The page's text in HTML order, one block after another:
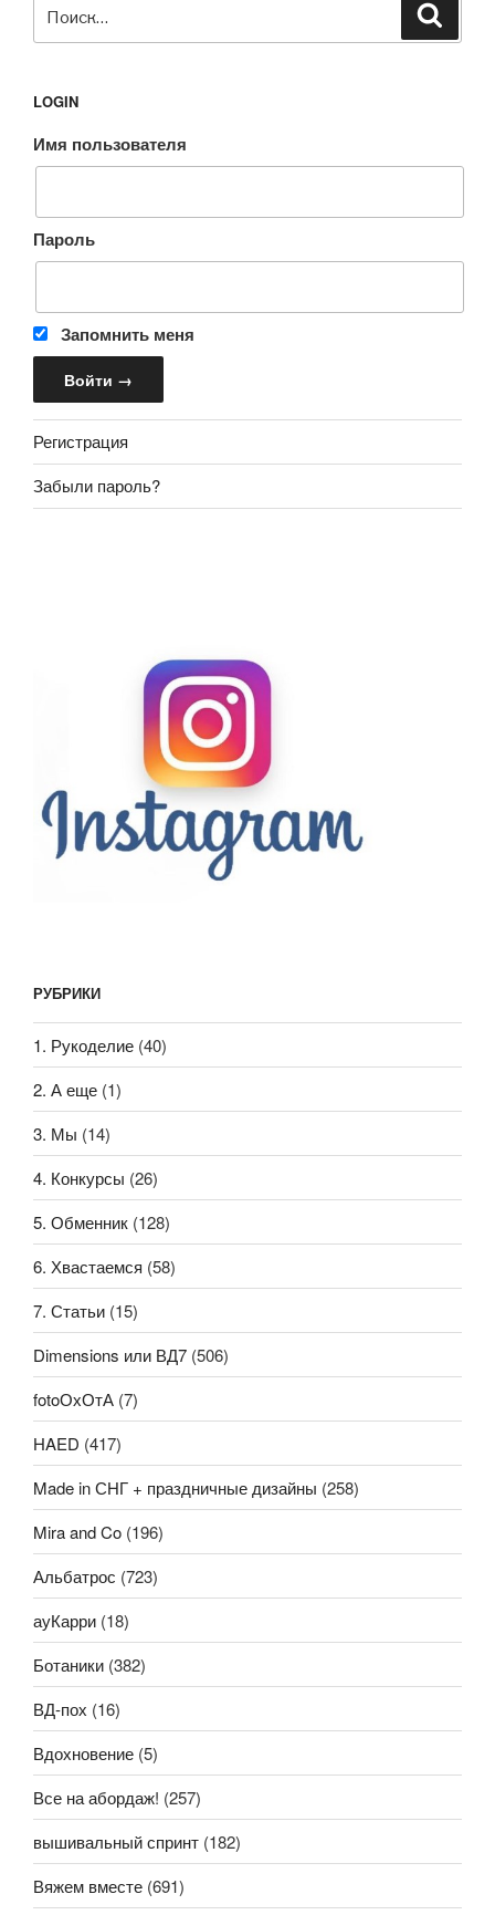
LOGIN
Имя пользователя
Пароль
Запомнить меня
Регистрация
Забыли пароль?
РУБРИКИ
1. Рукоделие (40)
2. А еще (1)
3. Мы (14)
4. Конкурсы (26)
5. Обменник (128)
6. Хвастаемся (58)
7. Статьи (15)
Dimensions или ВД7 (506)
fotoОхОтА (7)
HAED (417)
Made in СНГ + праздничные дизайны (258)
Mira and Co (196)
Альбатрос (723)
ауКарри (18)
Ботаники (382)
ВД-пох (16)
Вдохновение (5)
Все на абордаж! (257)
вышивальный спринт (182)
Вяжем вместе (691)